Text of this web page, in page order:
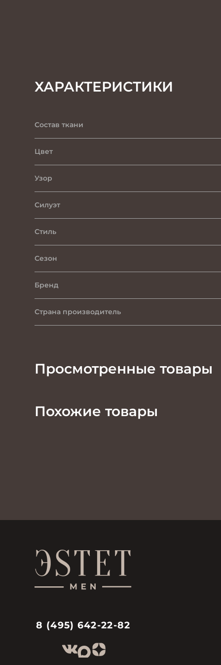
ХАРАКТЕРИСТИКИ
Состав ткани
Цвет
Узор
Силуэт
Стиль
Сезон
Бренд
Страна производитель
Просмотренные товары
Похожие товары
8 (495) 642-22-82